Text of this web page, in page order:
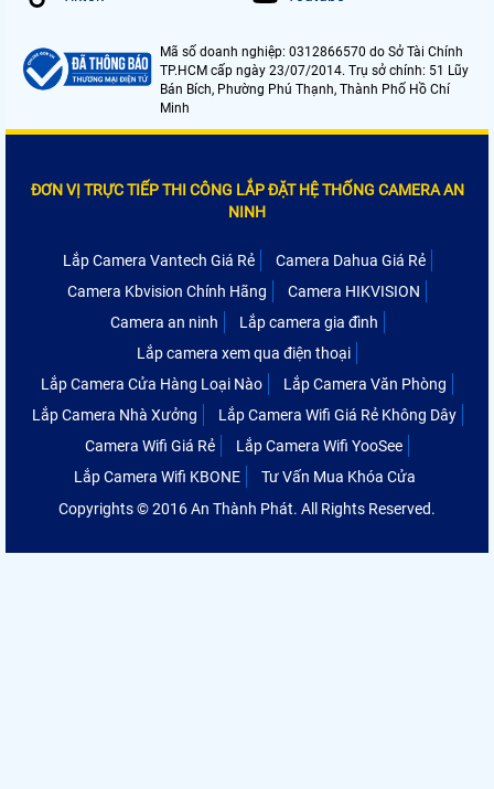
Mã số doanh nghiệp: 0312866570 do Sở Tài Chính
TP.HCM cấp ngày 23/07/2014. Trụ sở chính: 51 Lũy
Bán Bích, Phường Phú Thạnh, Thành Phố Hồ Chí
Minh
ĐƠN VỊ TRỰC TIẾP THI CÔNG LẮP ĐẶT HỆ THỐNG CAMERA AN
NINH
Lắp Camera Vantech Giá Rẻ
Camera Dahua Giá Rẻ
Camera Kbvision Chính Hãng
Camera HIKVISION
Camera an ninh
Lắp camera gia đình
Lắp camera xem qua điện thoại
Lắp Camera Cửa Hàng Loại Nào
Lắp Camera Văn Phòng
Lắp Camera Nhà Xưởng
Lắp Camera Wifi Giá Rẻ Không Dây
Camera Wifi Giá Rẻ
Lắp Camera Wifi YooSee
Lắp Camera Wifi KBONE
Tư Vấn Mua Khóa Cửa
Copyrights © 2016 An Thành Phát. All Rights Reserved.